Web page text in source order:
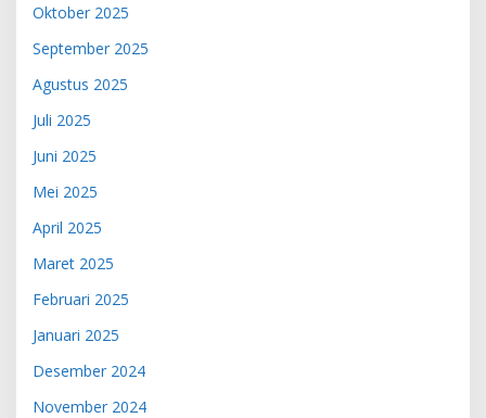
Oktober 2025
September 2025
Agustus 2025
Juli 2025
Juni 2025
Mei 2025
April 2025
Maret 2025
Februari 2025
Januari 2025
Desember 2024
November 2024